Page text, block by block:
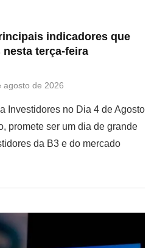
indicadores que
terça-feira
agosto de 2026
Investidores no Dia 4 de Agosto
promete ser um dia de grande
da B3 e do mercado